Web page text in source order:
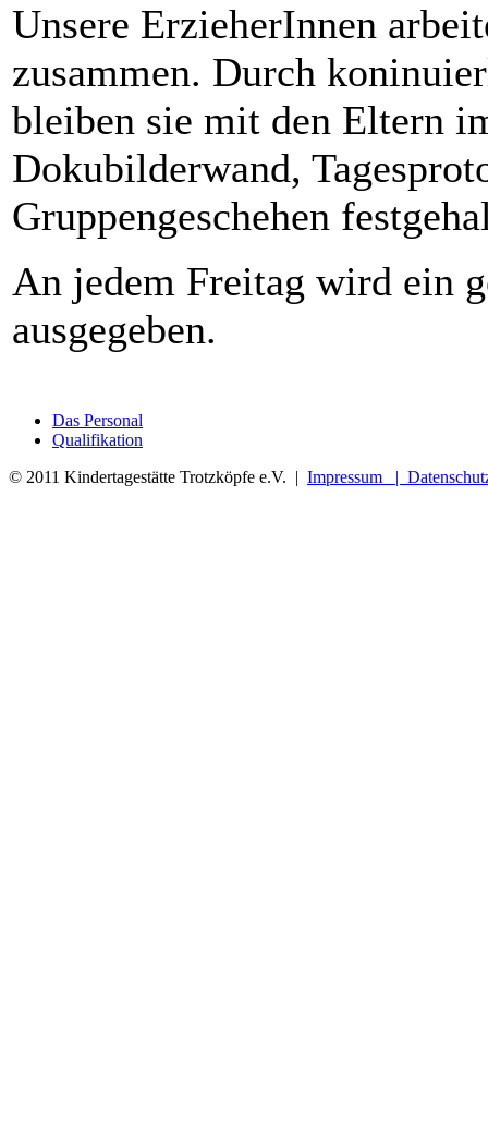
Unsere ErzieherInnen
zusammen. Durch
bleiben sie mit den Eltern
Dokubilderwand,
Gruppengeschehen
An jedem Freitag wird ein
ausgegeben.
Das Personal
Qualifikation
XNXX
© 2011 Kindertagestätte Trotzköpfe e.V. | Impressum |